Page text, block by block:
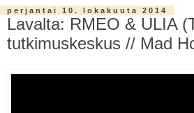
perjantai 10. lokakuuta 2014
Lavalta: RMEO & ULIA
tutkimuskeskus // Mad